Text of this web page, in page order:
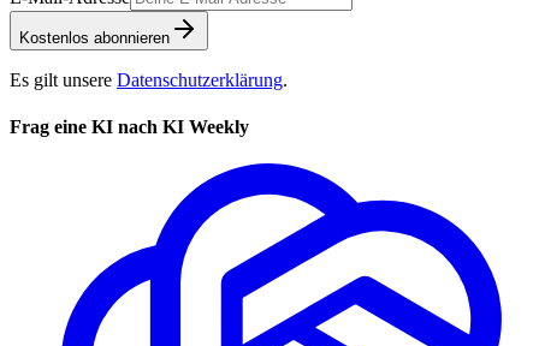
Kostenlos abonnieren
Es gilt unsere Datenschutzerklärung.
Frag eine KI nach KI Weekly